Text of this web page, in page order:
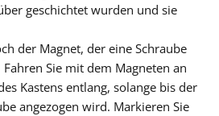
geschichtet wurden und sie
der Magnet, der eine Schraube
Sie mit dem Magneten an
Kastens entlang, solange bis der
angezogen wird. Markieren Sie